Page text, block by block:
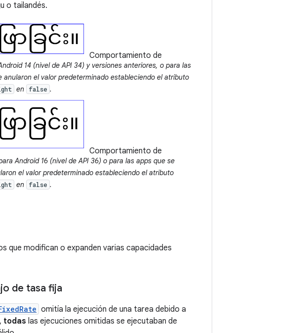
o tailandés.
Comportamiento de
14 (nivel de API 34) y versiones anteriores, o para las
anularon el valor predeterminado estableciendo el atributo
en false .
Comportamiento de
Android 16 (nivel de API 36) o para las apps que se
el valor predeterminado estableciendo el atributo
en false .
que modifican o expanden varias capacidades
de tasa fija
omitía la ejecución de una tarea debido a
todas las ejecuciones omitidas se ejecutaban de